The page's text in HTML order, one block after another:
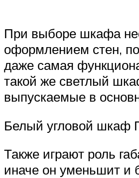
При выборе шкафа
оформлением стен,
даже самая
такой же светлый
выпускаемые в
Белый угловой шкаф
Также играют роль
иначе он уменьшит и